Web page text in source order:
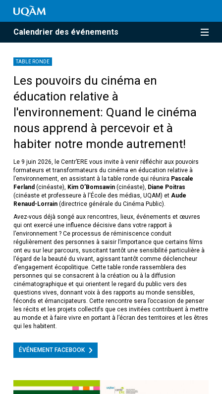
Calendrier des événements
TABLE RONDE
Les pouvoirs du cinéma en
éducation relative à
l'environnement: Quand le cinéma
nous apprend à percevoir et à
habiter notre monde autrement!
Le 9 juin 2026, le Centr’ERE vous invite à venir réfléchir aux pouvoirs
formateurs et transformateurs du cinéma en éducation relative à
l’environnement, en assistant à la table ronde qui réunira Pascale
Ferland (cinéaste), Kim O’Bomsawin (cinéaste), Diane Poitras
(cinéaste et professeure à l'École des médias, UQAM) et Aude
Renaud-Lorrain (directrice générale du Cinéma Public).
Avez-vous déjà songé aux rencontres, lieux, événements et œuvres
qui ont exercé une influence décisive dans votre rapport à
l’environnement ? Ce processus de réminiscence conduit
régulièrement des personnes à saisir l’importance que certains films
ont eu sur leur parcours, suscitant tantôt une sensibilité particulière à
l’égard de la beauté du vivant, agissant tantôt comme déclencheur
d’engagement écopolitique. Cette table ronde rassemblera des
personnes qui se consacrent à la création ou à la diffusion
cinématographique et qui orientent le regard du public vers des
questions vives, donnant voix à des rapports au monde sensibles,
féconds et émancipateurs. Cette rencontre sera l’occasion de penser
les récits et les projets collectifs que ces invitées contribuent à mettre
au monde et à faire vivre en portant à l’écran des territoires et les êtres
qui les habitent.
ÉVÉNEMENT FACEBOOK